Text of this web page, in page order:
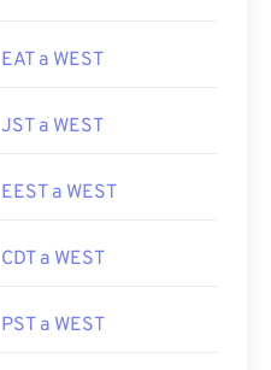
EAT a WEST
JST a WEST
EEST a WEST
CDT a WEST
PST a WEST